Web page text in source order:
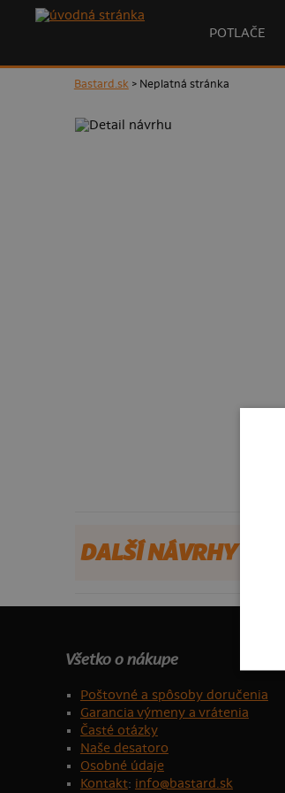
POTLAČE
Bastard.sk> Neplatná stránka
DALŠÍ NÁVRHY OD
Všetko o nákupe
Poštovné a spôsoby doručenia
Garancia výmeny a vrátenia
Časté otázky
Naše desatoro
Osobné údaje
Kontakt: info@bastard.sk